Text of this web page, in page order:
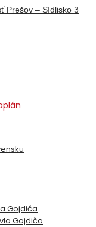
Gojdiča
Gojdiča